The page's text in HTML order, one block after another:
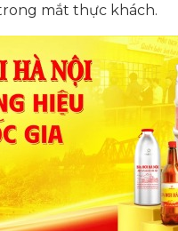
mắt thực khách.